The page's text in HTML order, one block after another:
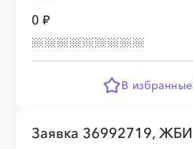
0 ₽
В избранные
Заявка 36992719, ЖБИ